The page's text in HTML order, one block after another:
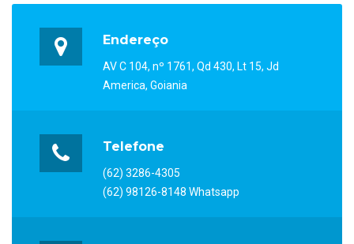
Endereço
AV C 104, nº 1761, Qd 430, Lt 15, Jd
America, Goiania
Telefone
(62) 3286-4305
(62) 98126-8148 Whatsapp